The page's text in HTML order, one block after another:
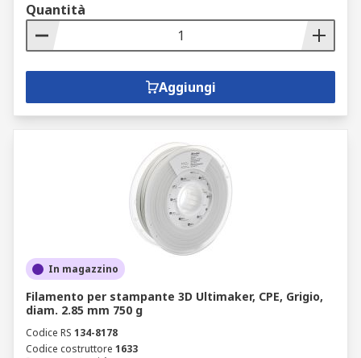
Quantità
Aggiungi
In magazzino
Filamento per stampante 3D Ultimaker, CPE, Grigio,
diam. 2.85 mm 750 g
Codice RS 134-8178
Codice costruttore 1633